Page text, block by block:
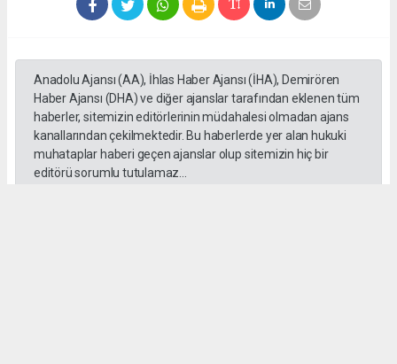
Anadolu Ajansı (AA), İhlas Haber Ajansı (İHA), Demirören
Haber Ajansı (DHA) ve diğer ajanslar tarafından eklenen tüm
haberler, sitemizin editörlerinin müdahalesi olmadan ajans
kanallarından çekilmektedir. Bu haberlerde yer alan hukuki
muhataplar haberi geçen ajanslar olup sitemizin hiç bir
editörü sorumlu tutulamaz...